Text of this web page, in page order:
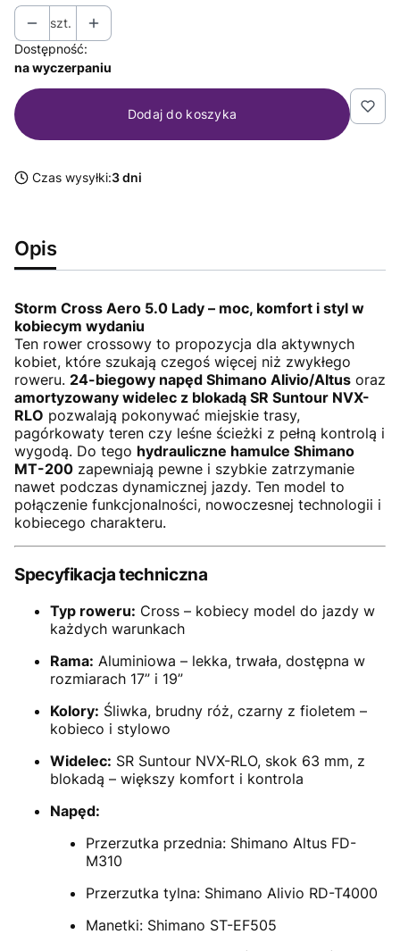
szt.
Dostępność:
na wyczerpaniu
Dodaj do koszyka
Czas wysyłki:3 dni
Opis
Storm Cross Aero 5.0 Lady – moc, komfort i styl w
kobiecym wydaniu
Ten rower crossowy to propozycja dla aktywnych
kobiet, które szukają czegoś więcej niż zwykłego
roweru. 24-biegowy napęd Shimano Alivio/Altus oraz
amortyzowany widelec z blokadą SR Suntour NVX-
RLO pozwalają pokonywać miejskie trasy,
pagórkowaty teren czy leśne ścieżki z pełną kontrolą i
wygodą. Do tego hydrauliczne hamulce Shimano
MT-200 zapewniają pewne i szybkie zatrzymanie
nawet podczas dynamicznej jazdy. Ten model to
połączenie funkcjonalności, nowoczesnej technologii i
kobiecego charakteru.
Specyfikacja techniczna
Typ roweru: Cross – kobiecy model do jazdy w
każdych warunkach
Rama: Aluminiowa – lekka, trwała, dostępna w
rozmiarach 17” i 19”
Kolory: Śliwka, brudny róż, czarny z fioletem –
kobieco i stylowo
Widelec: SR Suntour NVX-RLO, skok 63 mm, z
blokadą – większy komfort i kontrola
Napęd:
Przerzutka przednia: Shimano Altus FD-
M310
Przerzutka tylna: Shimano Alivio RD-T4000
Manetki: Shimano ST-EF505